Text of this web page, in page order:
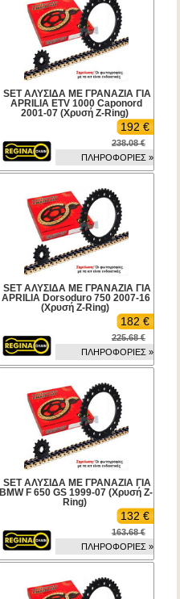
SET ΑΛΥΣΙΔΑ ΜΕ ΓΡΑΝΑΖΙΑ ΓΙΑ
APRILIA ETV 1000 Caponord
2001-07 (Χρυσή Z-Ring)
192 €
238.08 €
ΠΛΗΡΟΦΟΡΙΕΣ »
SET ΑΛΥΣΙΔΑ ΜΕ ΓΡΑΝΑΖΙΑ ΓΙΑ
APRILIA Dorsoduro 750 2007-16
(Χρυσή Z-Ring)
182 €
225.68 €
ΠΛΗΡΟΦΟΡΙΕΣ »
SET ΑΛΥΣΙΔΑ ΜΕ ΓΡΑΝΑΖΙΑ ΓΙΑ
BMW F 650 GS 1999-07 (Χρυσή Z-
Ring)
132 €
163.68 €
ΠΛΗΡΟΦΟΡΙΕΣ »